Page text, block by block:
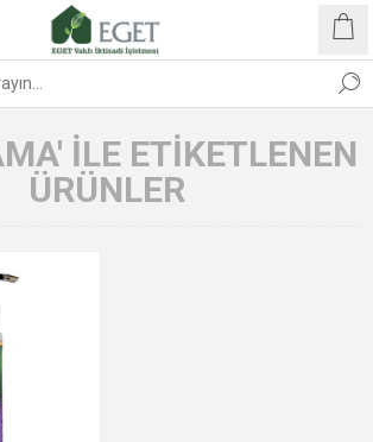
ILE ETIKETLENEN
ÜRÜNLER